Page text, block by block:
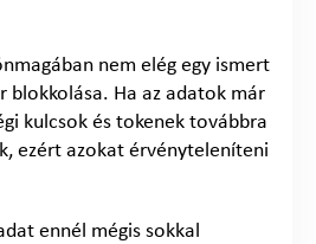
nem elég egy ismert
blokkolása. Ha az adatok már
kulcsok és tokenek továbbra
ezért azokat érvényteleníteni
ennél mégis sokkal